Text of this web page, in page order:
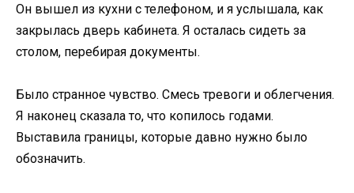
Он вышел из кухни с телефоном, и я услышала, как
закрылась дверь кабинета. Я осталась сидеть за
столом, перебирая документы.
Было странное чувство. Смесь тревоги и облегчения.
Я наконец сказала то, что копилось годами.
Выставила границы, которые давно нужно было
обозначить.